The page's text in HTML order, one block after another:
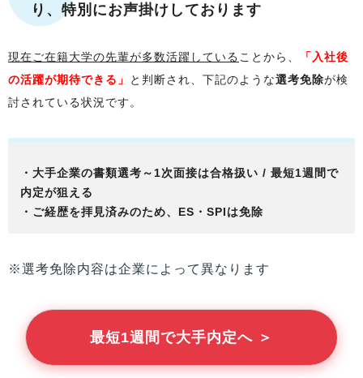
り、特別にお声掛けしております
現在ご在籍大学の先輩が多数活躍している ことから、
「入社後
の活躍が期待できる」
と判断され、下記のような選考免除が検
討されている状況です。
・大手企業の書類選考～1次面接は合格扱い / 最短1週間で
内定が狙える
・ご経歴を拝見済みのため、ES・SPIは免除
※選考免除内容は企業によって異なります
最短1週間で大手内定へ ＞